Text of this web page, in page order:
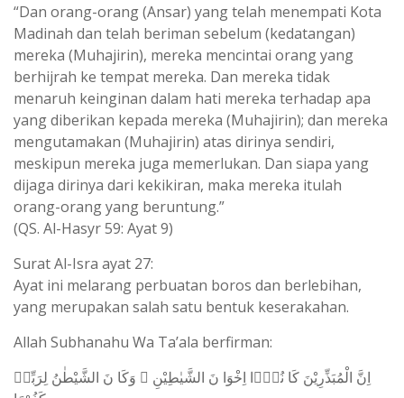
“Dan orang-orang (Ansar) yang telah menempati Kota
Madinah dan telah beriman sebelum (kedatangan)
mereka (Muhajirin), mereka mencintai orang yang
berhijrah ke tempat mereka. Dan mereka tidak
menaruh keinginan dalam hati mereka terhadap apa
yang diberikan kepada mereka (Muhajirin); dan mereka
mengutamakan (Muhajirin) atas dirinya sendiri,
meskipun mereka juga memerlukan. Dan siapa yang
dijaga dirinya dari kekikiran, maka mereka itulah
orang-orang yang beruntung.”
(QS. Al-Hasyr 59: Ayat 9)
Surat Al-Isra ayat 27:
Ayat ini melarang perbuatan boros dan berlebihan,
yang merupakan salah satu bentuk keserakahan.
Allah Subhanahu Wa Ta’ala berfirman:
اِنَّ الْمُبَذِّرِيْنَ كَا نُوْۤا اِخْوَا نَ الشَّيٰطِيْنِ ۗ وَكَا نَ الشَّيْطٰنُ لِرَبِّهٖ